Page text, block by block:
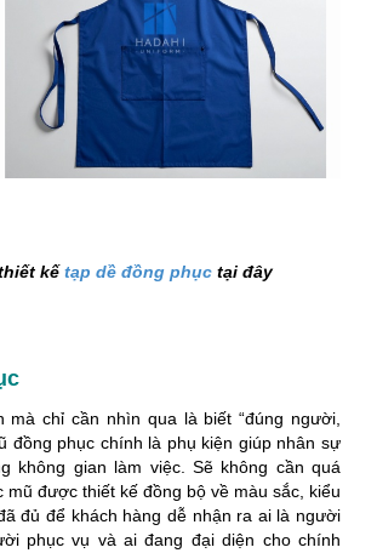
kếtạp dề đồng phục tại đây
mà chỉ cần nhìn qua là biết “đúng người,
đồng phục chính là phụ kiện giúp nhân sự
không gian làm việc. Sẽ không cần quá
mũ được thiết kế đồng bộ về màu sắc, kiểu
đủ để khách hàng dễ nhận ra ai là người
phục vụ và ai đang đại diện cho chính